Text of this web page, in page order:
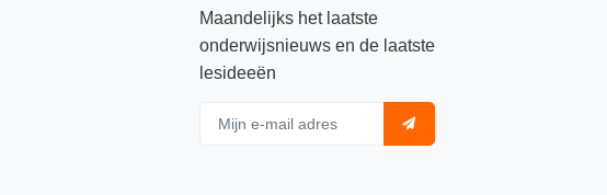
Maandelijks het laatste
onderwijsnieuws en de laatste
lesideeën